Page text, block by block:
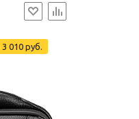
3 010 руб.